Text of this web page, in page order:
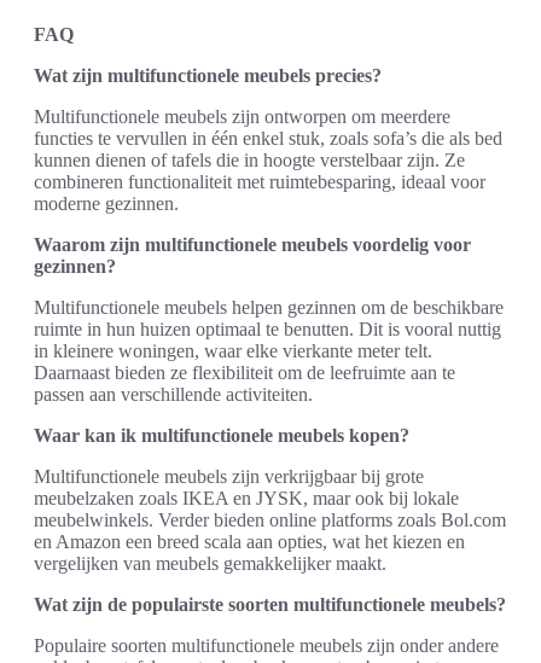
FAQ
Wat zijn multifunctionele meubels precies?
Multifunctionele meubels zijn ontworpen om meerdere
functies te vervullen in één enkel stuk, zoals sofa’s die als bed
kunnen dienen of tafels die in hoogte verstelbaar zijn. Ze
combineren functionaliteit met ruimtebesparing, ideaal voor
moderne gezinnen.
Waarom zijn multifunctionele meubels voordelig voor
gezinnen?
Multifunctionele meubels helpen gezinnen om de beschikbare
ruimte in hun huizen optimaal te benutten. Dit is vooral nuttig
in kleinere woningen, waar elke vierkante meter telt.
Daarnaast bieden ze flexibiliteit om de leefruimte aan te
passen aan verschillende activiteiten.
Waar kan ik multifunctionele meubels kopen?
Multifunctionele meubels zijn verkrijgbaar bij grote
meubelzaken zoals IKEA en JYSK, maar ook bij lokale
meubelwinkels. Verder bieden online platforms zoals Bol.com
en Amazon een breed scala aan opties, wat het kiezen en
vergelijken van meubels gemakkelijker maakt.
Wat zijn de populairste soorten multifunctionele meubels?
Populaire soorten multifunctionele meubels zijn onder andere